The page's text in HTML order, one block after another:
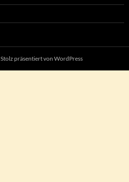
Stolz präsentiert von WordPress